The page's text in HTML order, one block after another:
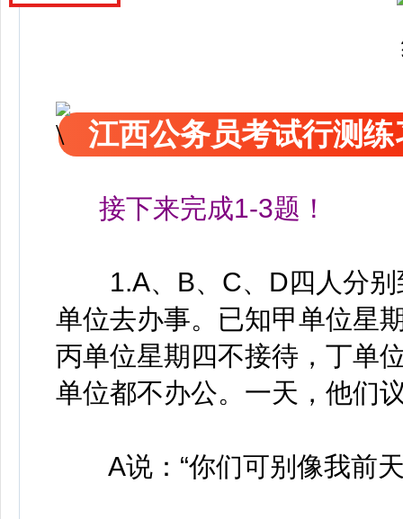
江西公务员考试行测练
接下来完成1-3题！
1.A、B、C、D四人分别
单位去办事。已知甲单位星
丙单位星期四不接待，丁单
单位都不办公。一天，他们
A说：“你们可别像我前天